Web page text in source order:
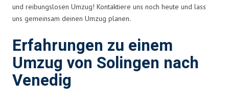
und reibungslosen Umzug! Kontaktiere uns noch heute und lass
uns gemeinsam deinen Umzug planen.
Erfahrungen zu einem
Umzug von Solingen nach
Venedig